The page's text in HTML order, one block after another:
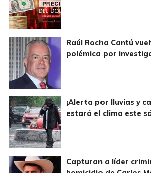
Raúl Rocha Cantú
polémica por
¡Alerta por lluvias y
estará el clima este
Capturan a líder